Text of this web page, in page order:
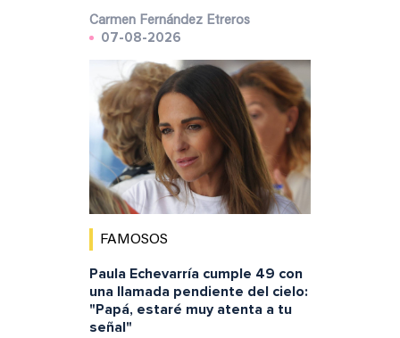
Carmen Fernández Etreros
07-08-2026
FAMOSOS
Paula Echevarría cumple 49 con
una llamada pendiente del cielo:
"Papá, estaré muy atenta a tu
señal"